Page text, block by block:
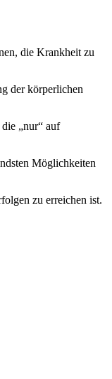
die Krankheit zu
der körperlichen
„nur“ auf
Möglichkeiten
zu erreichen ist.